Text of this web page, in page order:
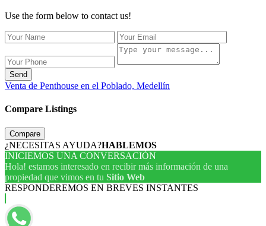
Use the form below to contact us!
Send
Venta de Penthouse en el Poblado, Medellín
Compare Listings
Compare
¿NECESITAS AYUDA?HABLEMOS
INICIEMOS UNA CONVERSACIÓN
Hola! estamos interesado en recibir más información de una
propiedad que vimos en tu Sitio Web
RESPONDEREMOS EN BREVES INSTANTES